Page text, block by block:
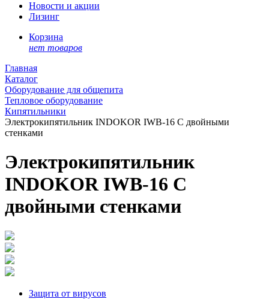
Новости и акции
Лизинг
Корзина
нет товаров
Главная
Каталог
Оборудование для общепита
Тепловое оборудование
Кипятильники
Электрокипятильник INDOKOR IWB-16 C двойными
стенками
Электрокипятильник
INDOKOR IWB-16 C
двойными стенками
Защита от вирусов